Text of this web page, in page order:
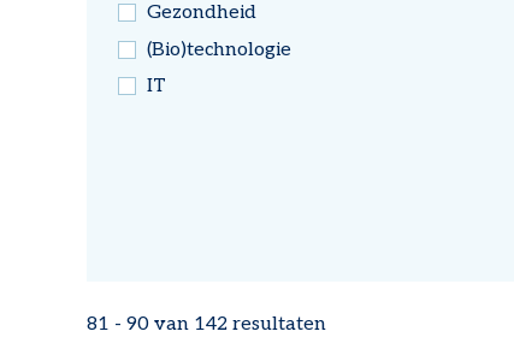
Gezondheid
(Bio)technologie
IT
81 - 90 van 142 resultaten